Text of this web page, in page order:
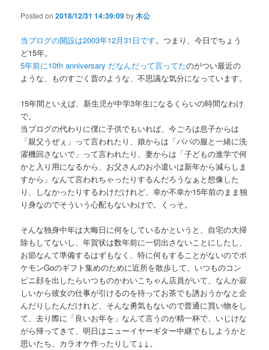
ョ
Posted on2018/12/31 14:39:09by木公
当ブログの開設は2003年12月31日です。つまり、今日でちょう
ど15年。
5年前に10th anniversary だなんだって言ってたのがつい最近の
ような、ものすごく昔のような、不思議な気分になっています。
15年間といえば、新生児が中学3年生になるくらいの時間なわけ
で。
当ブログの代わりに僕に子供でもいれば、今ごろは息子からは
「親父うぜぇ」って言われたり、娘からは「パパの服と一緒に洗
濯機回さないで」って言われたり、妻からは「子どもの進学で何
かと入り用になるから、お父さんのお小遣いは新年から減らしま
すから」なんて言われちゃったりするんだろうなぁと想像した
り、しなかったりするわけだけれど、幸か不幸か15年前のまま独
り身なのでそういう心配もないわけで。くっそ。
そんな独身中年は大晦日に何をしているかというと、自宅の大掃
除もしてないし、年賀状は数年前に一切出さないことにしたし、
お節なんて準備するはずもなく、特に何もすることがないのでポ
ケモンGoのギフト集めのために近所を散歩して、いつものコン
ビニ顔を出したらいつものかわいこちゃん店員がいて、なんか寂
しいから彼女の仕事が引けるのを待ってお茶でも誘おうかなと企
んだりしたんだけれど、そんな勇気もないので普通に買い物をし
て、去り際に「良いお年を」なんて言うのが精一杯で、いじけな
がら帰ってきて、明日はニューイヤーギター中継でもしようかと
思いたち、カラオケ作ったりして↓↓。